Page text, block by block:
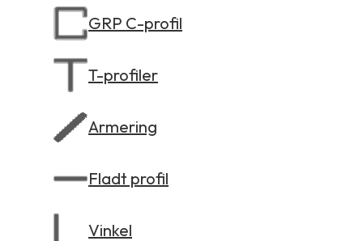
GRP C-profil
T-profiler
Armering
Fladt profil
Vinkel